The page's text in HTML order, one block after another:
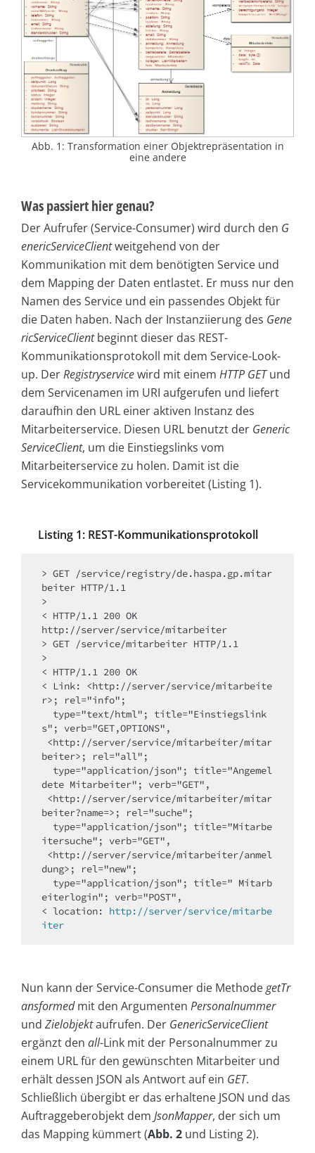
Abb. 1: Transformation einer Objektrepräsentation in
eine andere
Was passiert hier genau?
Der Aufrufer (Service-Consumer) wird durch den G
eneric­Ser­vice­Cli­entweitgehend von der
Kommunikation mit dem benötigten Service und
dem Mapping der Daten entlastet. Er muss nur den
Namen des Service und ein passendes Objekt für
die Daten haben. Nach der Instanziierung des Gene
ricServiceClientbeginnt dieser das REST-
Kommunikationsprotokoll mit dem Service-Look-
up. DerRegistryservicewird mit einem HTTP GETund
dem Servicenamen im URI aufgerufen und liefert
daraufhin den URL einer aktiven Instanz des
Mitarbeiterservice. Diesen URL benutzt der Generic
ServiceClient, um die Einstiegslinks vom
Mitarbeiterservice zu holen. Damit ist die
Servicekommunikation vorbereitet (Listing 1).
Listing 1: REST-Kommunikationsprotokoll
> GET /service/registry/de.haspa.gp.mitar
beiter HTTP/1.1
>
< HTTP/1.1 200 OK
http://server/service/mitarbeiter
> GET /service/mitarbeiter HTTP/1.1
>
< HTTP/1.1 200 OK
< Link: <http://server/service/mitarbeite
r>; rel="info";
s"; verb="GET,OPTIONS",
beiter>; rel="all";
dete Mitarbeiter"; verb="GET",
beiter?name=>; rel="suche";
itersuche"; verb="GET",
dung>; rel="new";
eiterlogin"; verb="POST",
< location: http://server/service/mitarbe
iter
Nun kann der Service-Consumer die Methodeget­Tr
ans­formedmit den Argumenten Personalnummer
und Zielobjektaufrufen. Der Generic­Ser­vice­Cli­ent
ergänzt den all-Link mit der Personalnummer zu
einem URL für den gewünschten Mitarbeiter und
erhält dessen JSON als Antwort auf ein GET.
Schließlich übergibt er das erhaltene JSON und das
Auftraggeberobjekt dem JsonMapper, der sich um
das Mapping kümmert (Abb. 2 und Listing 2).